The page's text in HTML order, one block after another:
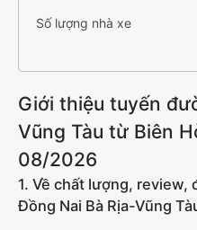
Số lượng nhà xe
Giới thiệu tuyến
Vũng Tàu từ Biên
08/2026
1. Về chất lượng, review,
Đồng Nai Bà Rịa-Vũng